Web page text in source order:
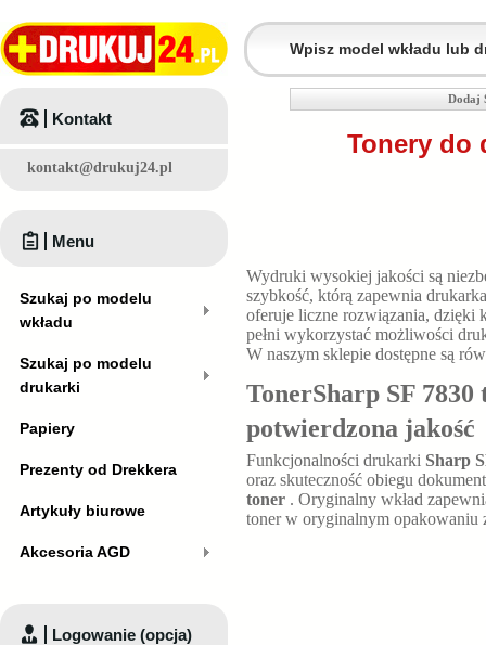
Dodaj
Tonery do
Wydruki wysokiej jakości są
szybkość, którą zapewnia
oferuje liczne rozwiązania, dzięki
pełni wykorzystać możliwości
W naszym sklepie dostępne są
TonerSharp SF
potwierdzona jakość
Funkcjonalności drukarki Sharp
oraz skuteczność obiegu
toner . Oryginalny wkład
toner w oryginalnym opakowaniu
Kontakt
kontakt@drukuj24.pl
Menu
Szukaj po modelu
wkładu
Szukaj po modelu
drukarki
Papiery
Prezenty od Drekkera
Artykuły biurowe
Akcesoria AGD
Logowanie (opcja)